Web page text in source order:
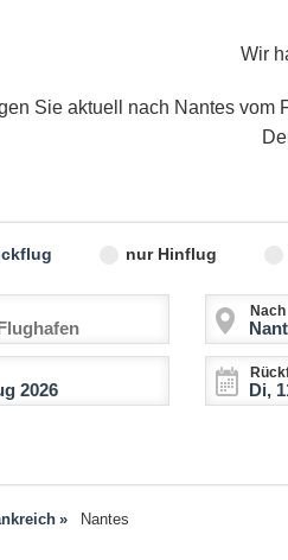
Wir
Sie aktuell nach Nantes vom
nur Hinflug
Nach
Nantes